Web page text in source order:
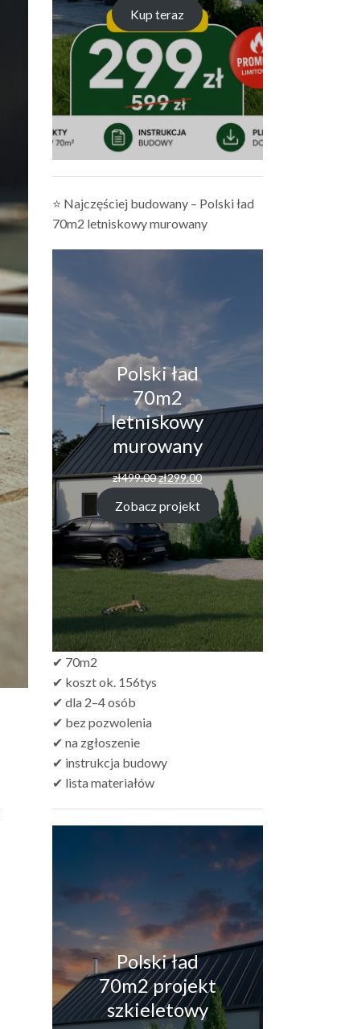
Kup teraz
⭐ Najczęściej budowany – Polski ład
70m2 letniskowy murowany
Polski ład
70m2
letniskowy
murowany
zł499.00zł299.00
Zobacz projekt
✔ 70m2
✔ koszt ok. 156tys
✔ dla 2–4 osób
✔ bez pozwolenia
✔ na zgłoszenie
✔ instrukcja budowy
✔ lista materiałów
Polski ład
70m2 projekt
szkieletowy